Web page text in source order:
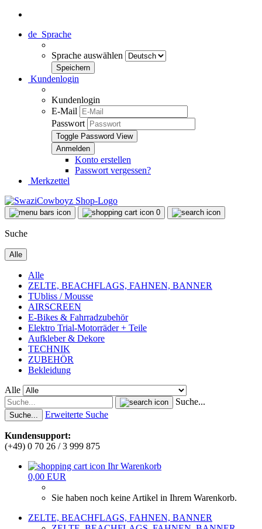
de Sprache
Sprache auswählen
Kundenlogin
Kundenlogin
E-Mail
Passwort
Toggle Password View
Konto erstellen
Passwort vergessen?
Merkzettel
0
Suche
Alle
Alle
ZELTE, BEACHFLAGS, FAHNEN, BANNER
TUbliss / Mousse
AIRSCREEN
E-Bikes & Fahrradzubehör
Elektro Trial-Motorräder + Teile
Aufkleber & Dekore
TECHNIK
ZUBEHÖR
Bekleidung
Alle
Suche...
Suche... Erweiterte Suche
Kundensupport:
(+49) 0 70 26 / 3 999 875
Ihr Warenkorb
0,00 EUR
Sie haben noch keine Artikel in Ihrem Warenkorb.
ZELTE, BEACHFLAGS, FAHNEN, BANNER